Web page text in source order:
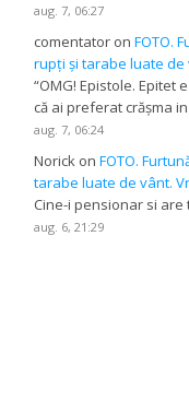
aug. 7, 06:27
comentator onFOTO.
rupți și tarabe luate de
“OMG! Epistole. Epitet
că ai preferat crășma
aug. 7, 06:24
Norick onFOTO.
tarabe luate de vânt.
Cine-i pensionar si
aug. 6, 21:29